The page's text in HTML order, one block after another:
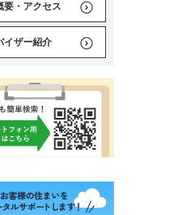
要・アクセス
イザー紹介